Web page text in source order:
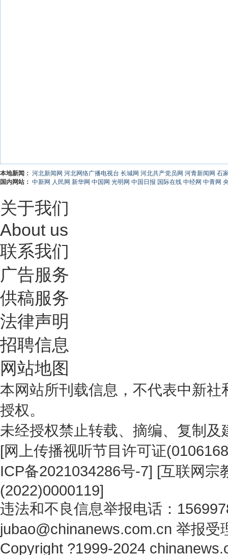
本地新闻： 河北新闻网 河北网络广播电视台 长城网 河北共产党员网 河青新闻网 石
国内网站： 中新网 人民网 新华网 中国网 光明网 中国日报 国际在线 中经网 中青网
关于我们
About us
联系我们
广告服务
供稿服务
法律声明
招聘信息
网站地图
本网站所刊载信息，不代表中新
授权。
未经授权禁止转载、摘编、复制
[网上传播视听节目许可证
ICP备2021034286号-7] [互联网宗
(2022)0000119]
违法和不良信息举报电话：
jubao@chinanews.com.cn 举报受
Copyright ?1999-2024